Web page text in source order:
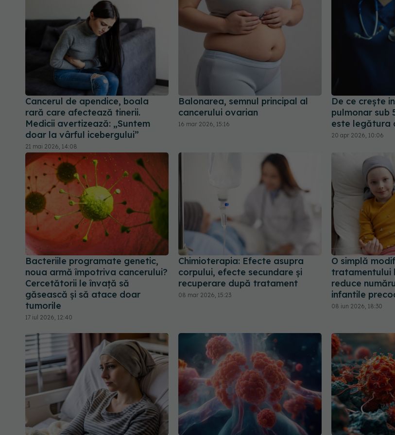
Cancerul de apendice, boala
rară care afectează tinerii.
Medicii avertizează: „Suntem
doar la vârful icebergului”
21 mai 2026, 14:08
Balonarea, semnul principal al
cancerului ovarian
16 mar 2026, 15:16
De ce crește
pulmonar sub
este legătura
20 apr 2026, 10:06
Bacteriile programate genetic,
noua armă împotriva cancerului?
Cercetătorii le învață să
găsească și să atace doar
tumorile
17 iul 2026, 12:40
Chimioterapia: Efecte asupra
corpului, efecte secundare și
recuperare după tratament
08 mar 2026, 15:23
O simplă
tratamentului
reduce
infantile
08 iun 2026, 18:30